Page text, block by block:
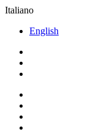
Italiano
English